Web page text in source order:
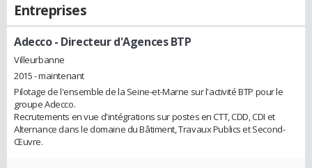
Entreprises
Adecco- Directeur d'Agences BTP
Villeurbanne
2015 - maintenant
Pilotage de l'ensemble de la Seine-et-Marne sur l'activité BTP pour le
groupe Adecco.
Recrutements en vue d'intégrations sur postes en CTT, CDD, CDI et
Alternance dans le domaine du Bâtiment, Travaux Publics et Second-
Œuvre.